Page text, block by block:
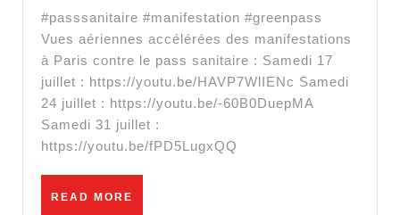
sur
la
place
de
la
République
à
Paris
#passsanitaire #manifestation #greenpass
Vues aériennes accélérées des manifestations
à Paris contre le pass sanitaire : Samedi 17
juillet : https://youtu.be/HAVP7WlIENc Samedi
24 juillet : https://youtu.be/-60B0DuepMA
Samedi 31 juillet :
https://youtu.be/fPD5LugxQQ
READ MORE